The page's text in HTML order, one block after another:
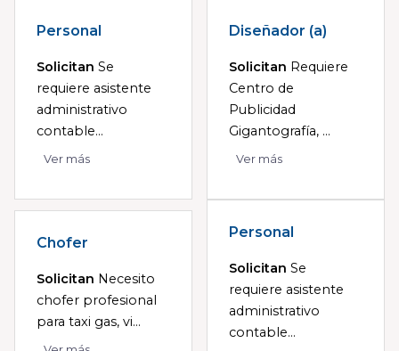
Personal
Solicitan Se
requiere asistente
administrativo
contable...
Ver más
Diseñador (a)
Solicitan Requiere
Centro de
Publicidad
Gigantografía, ...
Ver más
Chofer
Solicitan Necesito
chofer profesional
para taxi gas, vi...
Personal
Solicitan Se
requiere asistente
administrativo
contable...